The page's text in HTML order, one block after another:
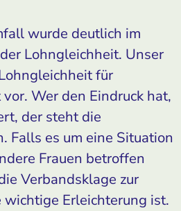
wurde deutlich im
Lohngleichheit. Unser
für
Wer den Eindruck hat,
der steht die
Falls es um eine Situation
Frauen betroffen
Verbandsklage zur
Erleichterung ist.